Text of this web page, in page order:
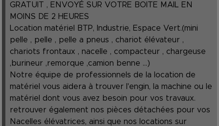
GRATUIT , ENVOYÉ SUR VOTRE BOITE MAIL EN
MOINS DE 2 HEURES
Location matériel BTP, Industrie, Espace Vert.(mini
pelle , pelle , pelle a pneus , chariot élévateur ,
chariots frontaux , nacelle , compacteur , chargeuse
,burineur ,remorque ,camion benne ...)
Notre équipe de professionnels de la location de
matériel vous aidera à trouver l'engin, la machine ou le
matériel dont vous avez besoin pour vos travaux.
retrouver également nos pièces détachées pour vos
Nacelles élévatrices, ainsi que nos locations sur